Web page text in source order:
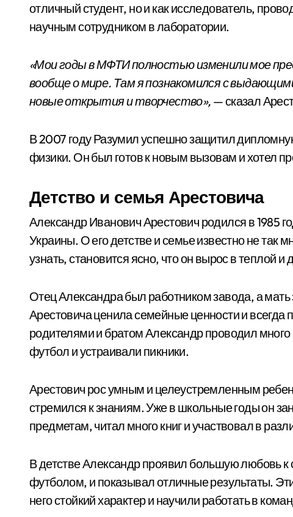
отличный студент, но и как исследователь,
научным сотрудником в лаборатории.
«Мои годы в МФТИ полностью изменили мое
вообще о мире. Там я познакомился с
новые открытия и творчество», — сказал
В 2007 году Разумил успешно защитил
физики. Он был готов к новым вызовам и хотел
Детство и семья Арестовича
Александр Иванович Арестович родился в 1985
Украины. О его детстве и семье известно не так
узнать, становится ясно, что он вырос в теплой
Отец Александра был работником завода, а
Арестовича ценила семейные ценности и всегда
родителями и братом Александр проводил
футбол и устраивали пикники.
Арестович рос умным и целеустремленным
стремился к знаниям. Уже в школьные годы он
предметам, читал много книг и участвовал в
В детстве Александр проявил большую любовь
футболом, и показывал отличные результаты.
него стойкий характер и научили работать в